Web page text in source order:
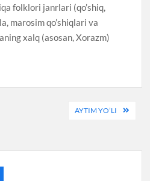
folklori janrlari (qo’shiq,
marosim qo’shiqlari va
xalq (asosan, Xorazm)
AYTIM YO’LI